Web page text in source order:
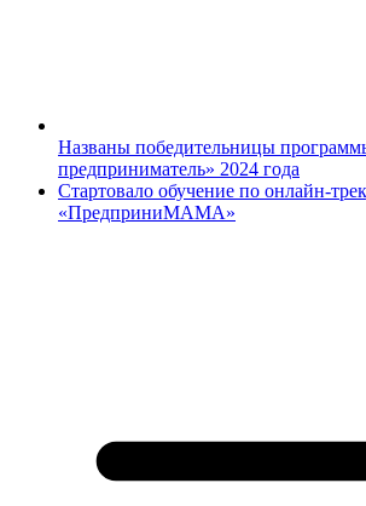
Названы победительницы
предприниматель» 2024 года
Стартовало обучение по онлайн-
«ПредприниМАМА»